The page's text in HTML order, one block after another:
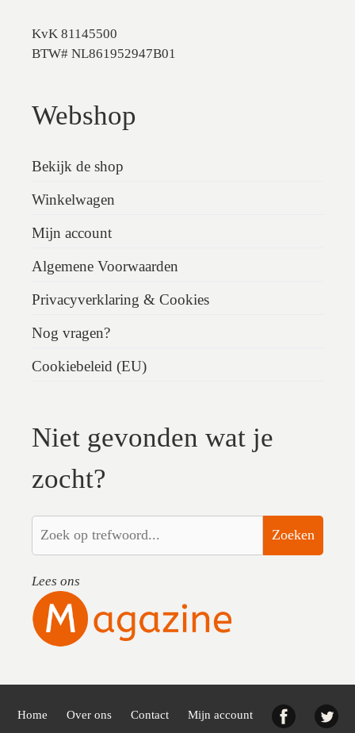
KvK 81145500
BTW# NL861952947B01
Webshop
Bekijk de shop
Winkelwagen
Mijn account
Algemene Voorwaarden
Privacyverklaring & Cookies
Nog vragen?
Cookiebeleid (EU)
Niet gevonden wat je
zocht?
Zoeken
Lees ons
Home Over ons Contact Mijn account Facebook